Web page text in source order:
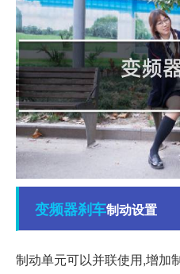
变频器刹车制动设置
制动单元可以并联使用,增加